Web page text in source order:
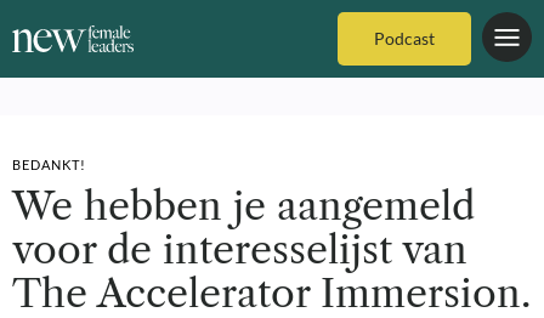
Podcast
BEDANKT!
We hebben je aangemeld
voor de interesselijst van
The Accelerator Immersion.